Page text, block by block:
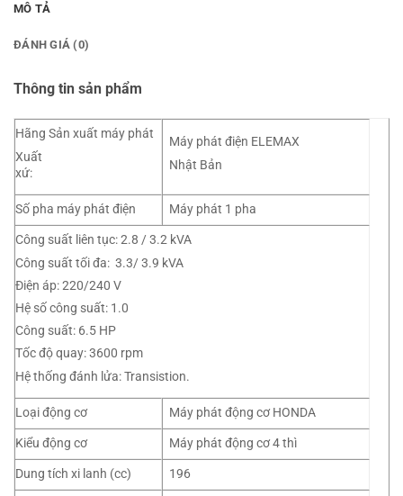
MÔ TẢ
ĐÁNH GIÁ (0)
Thông tin sản phẩm
Hãng Sản xuất máy phát
Xuất
xứ:
Máy phát điện ELEMAX
Nhật Bản
Số pha máy phát điện
Máy phát 1 pha
Công suất liên tục: 2.8 / 3.2 kVA
Công suất tối đa: 3.3/ 3.9 kVA
Điện áp: 220/240 V
Hệ số công suất: 1.0
Công suất: 6.5 HP
Tốc độ quay: 3600 rpm
Hệ thống đánh lửa: Transistion.
Loại động cơ
Máy phát động cơ HONDA
Kiểu động cơ
Máy phát động cơ 4 thì
Dung tích xi lanh (cc)
196